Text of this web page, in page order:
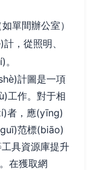
單間辦公室）
，從照明、
計圖是一項
工作。對于相
者，應(yīng)
范標(biāo)
具資源庫提升
在獲取網